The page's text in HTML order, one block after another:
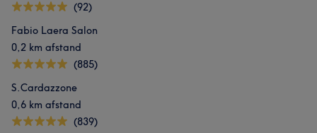
(92)
Fabio Laera Salon
0,2 km afstand
(885)
S.Cardazzone
0,6 km afstand
(839)